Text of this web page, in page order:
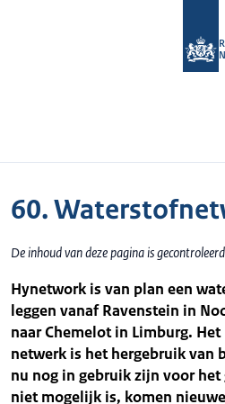
60.
De inhoud van deze pagina is
Hynetwork is van plan een
leggen vanaf Ravenstein in
naar Chemelot in Limburg.
netwerk is het hergebruik van
nu nog in gebruik zijn voor
niet mogelijk is, komen